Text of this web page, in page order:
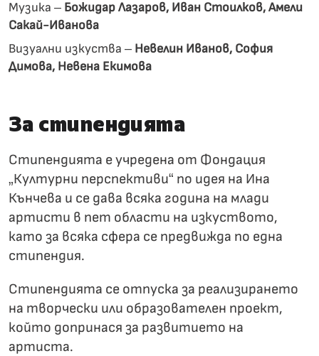
Музика – Божидар Лазаров, Иван Стоилков, Амели
Сакай-Иванова
Визуални изкуства – Невелин Иванов, София
Димова, Невена Екимова
За стипендията
Стипендията е учредена от Фондация
„Културни перспективи“ по идея на Ина
Кънчева и се дава всяка година на млади
артисти в пет области на изкуството,
като за всяка сфера се предвижда по една
стипендия.
Стипендията се отпуска за реализирането
на творчески или образователен проект,
който допринася за развитието на
артиста.